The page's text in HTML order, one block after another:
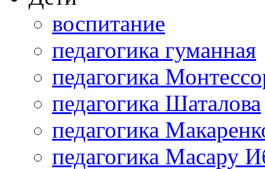
воспитание
педагогика гуманная
педагогика
педагогика Шаталова
педагогика
педагогика Масару